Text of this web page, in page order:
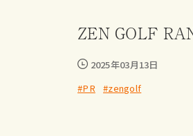
ZEN GOLF
2025年03月13日
#PR
#zengolf